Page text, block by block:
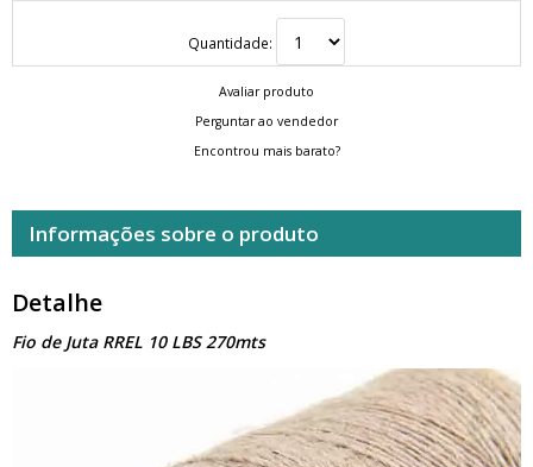
Quantidade:
Avaliar produto
Perguntar ao vendedor
Encontrou mais barato?
Informações sobre o produto
Detalhe
Fio de Juta RREL 10 LBS 270mts